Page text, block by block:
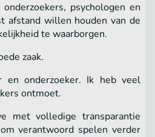
psychologen en
afstand willen houden van de
te waarborgen.
zaak.
en onderzoeker. Ik heb veel
ontmoet.
met volledige transparantie
verantwoord spelen verder